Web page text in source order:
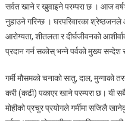
सर्वत खाने र खुवाइने परम्परा छ । आज
नुहाउने गरिन्छ । घरपरिवारका श्रेष्ठजनले
आरोग्यता, शीतलता र दीर्घजीवनको
प्रदान गर्न सकोस् भन्ने पर्वको मुख्य सन्देश
गर्मी मौसमको चनाको सातु, दाल, मुन्गाको
करी (कढी) पकाएर खाने परम्परा छ। यी
मोहीको प्रचुर प्रयोगले गर्मीमा सजिलै